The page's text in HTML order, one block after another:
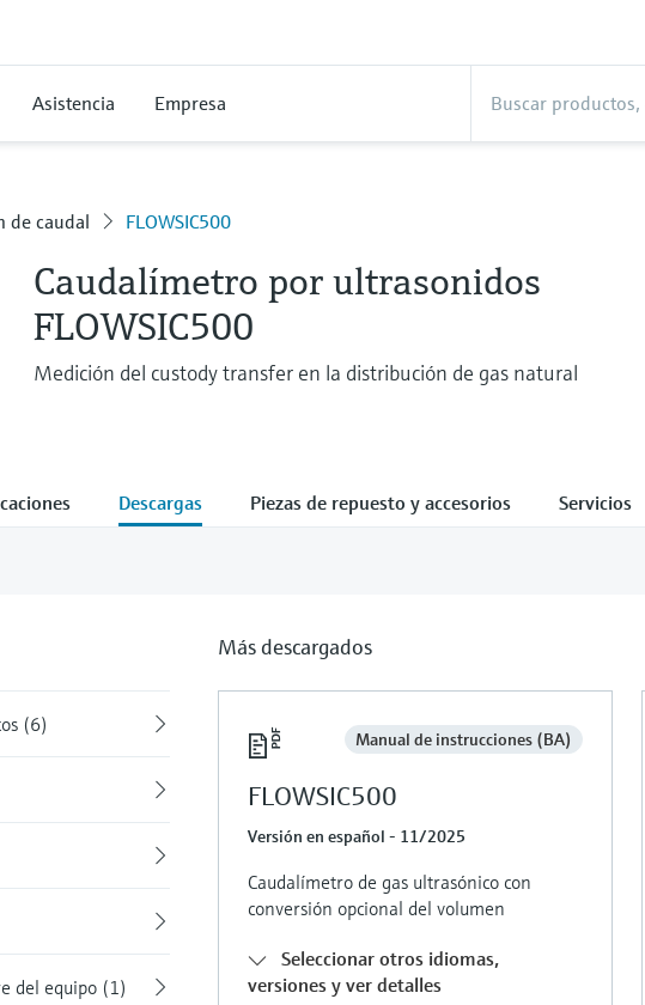
Asistencia Empresa
de caudal FLOWSIC500
Caudalímetro por ultrasonidos
FLOWSIC500
Medición del custody transfer en la distribución de gas natural
Descargas Piezas de repuesto y accesorios Servicios
(6)
del equipo (1)
Más descargados
Manual de instrucciones (BA)
FLOWSIC500
Versión en español - 11/2025
Caudalímetro de gas ultrasónico con
conversión opcional del volumen
Seleccionar otros idiomas,
versiones y ver detalles